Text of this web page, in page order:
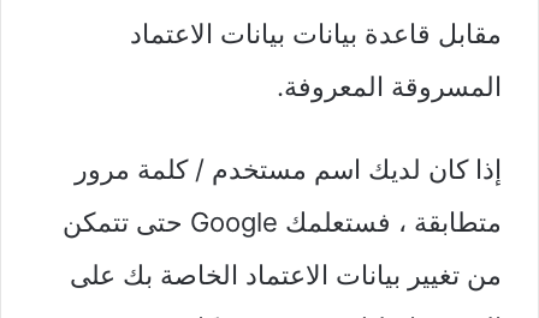
مقابل قاعدة بيانات بيانات الاعتماد
المسروقة المعروفة.
إذا كان لديك اسم مستخدم / كلمة مرور
متطابقة ، فستعلمك Google حتى تتمكن
من تغيير بيانات الاعتماد الخاصة بك على